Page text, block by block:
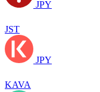
JPY
JST
JPY
KAVA